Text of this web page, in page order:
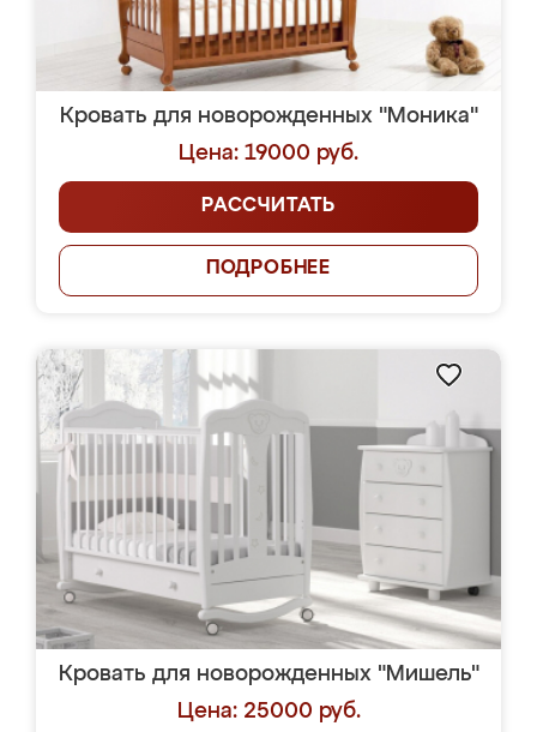
Кровать для новорожденных "Моника"
Цена: 19000 руб.
РАССЧИТАТЬ
ПОДРОБНЕЕ
Кровать для новорожденных "Мишель"
Цена: 25000 руб.